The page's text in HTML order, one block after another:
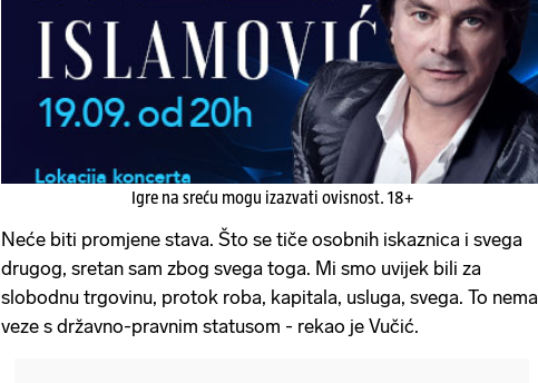
Igre na sreću mogu izazvati ovisnost. 18+
Neće biti promjene stava. Što se tiče osobnih iskaznica i svega
drugog, sretan sam zbog svega toga. Mi smo uvijek bili za
slobodnu trgovinu, protok roba, kapitala, usluga, svega. To nema
veze s državno-pravnim statusom - rekao je Vučić.